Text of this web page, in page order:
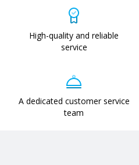
High-quality and reliable
service
A dedicated customer service
team